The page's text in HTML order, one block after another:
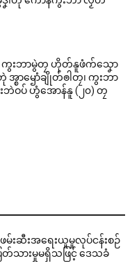
ကွးဘာမွဲတၠ ဟိုတ်နူဖံက်သၞော
ာၝောံချိုတ်ၜါတၠ၊ ကွးဘာ
ဘဲဝပ် ဟွံအောန်နူ (၂၀) တၠ
ဖမ်းဆီးအရေးယူမှုလုပ်ငန်းစဉ်
ြတ်သားမှုမရှိသဖြင့် ဒေသခံ